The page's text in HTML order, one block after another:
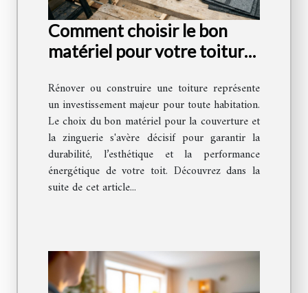
Comment choisir le bon
matériel pour votre toiture
Rénover ou construire une toiture représente
un investissement majeur pour toute habitation.
Le choix du bon matériel pour la couverture et
la zinguerie s'avère décisif pour garantir la
durabilité, l’esthétique et la performance
énergétique de votre toit. Découvrez dans la
suite de cet article...